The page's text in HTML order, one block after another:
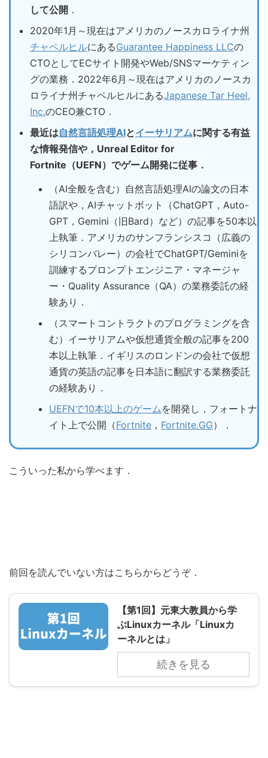
して公開 ．
2020年1月～現在はアメリカのノースカロライナ州
チャペルヒルにあるGuarantee Happiness LLCの
CTOとしてECサイト開発やWeb/SNSマーケティン
グの業務．2022年6月～現在はアメリカのノースカ
ロライナ州チャペルヒルにあるJapanese Tar Heel,
Inc.のCEO兼CTO．
最近は自然言語処理AIとイーサリアムに関する有益
な情報発信や，Unreal Editor for
Fortnite（UEFN）でゲーム開発に従事．
（AI全般を含む）自然言語処理AIの論文の日本
語訳や，AIチャットボット（ChatGPT，Auto-
GPT，Gemini（旧Bard）など）の記事を50本以
上執筆．アメリカのサンフランシスコ（広義の
シリコンバレー）の会社でChatGPT/Geminiを
訓練するプロンプトエンジニア・マネージャ
ー・Quality Assurance（QA）の業務委託の経
験あり．
（スマートコントラクトのプログラミングを含
む）イーサリアムや仮想通貨全般の記事を200
本以上執筆．イギリスのロンドンの会社で仮想
通貨の英語の記事を日本語に翻訳する業務委託
の経験あり．
UEFNで10本以上のゲームを開発し，フォートナ
イト上で公開（Fortnite ， Fortnite.GG）．
こういった私から学べます．
前回を読んでいない方はこちらからどうぞ．
【第1回】元東大教員から学
ぶLinuxカーネル「Linuxカ
ーネルとは」
続きを見る